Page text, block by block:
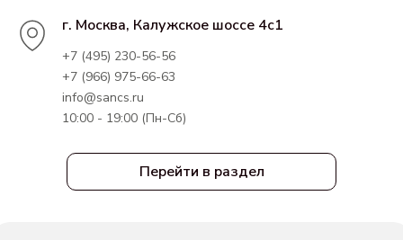
Перейти в раздел
г. Москва, Калужское шоссе 4с1
+7 (495) 230-56-56
+7 (966) 975-66-63
info@sancs.ru
10:00 - 19:00 (Пн-Сб)